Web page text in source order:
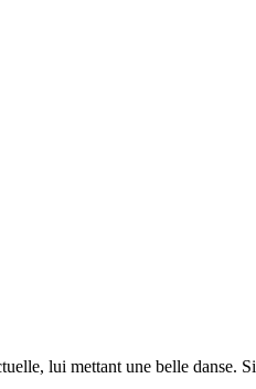
lui mettant une belle danse. Si